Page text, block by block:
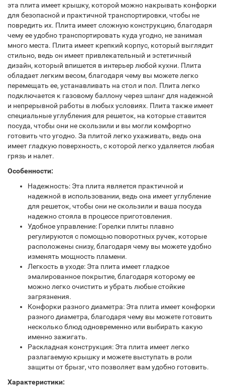
эта плита имеет крышку, которой можно накрывать конфорки
для безопасной и практичной транспортировки, чтобы не
повредить их. Плита имеет сложную конструкцию, благодаря
чему ее удобно транспортировать куда угодно, не занимая
много места. Плита имеет крепкий корпус, который выглядит
стильно, ведь он имеет привлекательный и эстетичный
дизайн, который впишется в интерьер любой кухни. Плита
обладает легким весом, благодаря чему вы можете легко
перемещать ее, устанавливать на стол и пол. Плита легко
подключается к газовому баллону через шланг для надежной
и непрерывной работы в любых условиях. Плита также имеет
специальные углубления для решеток, на которые ставится
посуда, чтобы они не скользили и вы могли комфортно
готовить что угодно. За плитой легко ухаживать, ведь она
имеет гладкую поверхность, с которой легко удаляется любая
грязь и налет.
Особенности:
Надежность: Эта плита является практичной и
надежной в использовании, ведь она имеет углубление
для решеток, чтобы они не скользили и ваша посуда
надежно стояла в процессе приготовления.
Удобное управление: Горелки плиты плавно
регулируются с помощью поворотных ручек, которые
расположены снизу, благодаря чему вы можете удобно
изменять мощность пламени.
Легкость в уходе: Эта плита имеет гладкое
эмалированное покрытие, благодаря которому ее
можно легко очистить и убрать любые стойкие
загрязнения.
Конфорки разного диаметра: Эта плита имеет конфорки
разного диаметра, благодаря чему вы можете готовить
несколько блюд одновременно или выбирать какую
именно зажигать.
Раскладная конструкция: Эта плита имеет легко
разлагаемую крышку и можете выступать в роли
защиты от брызг, что позволяет вам удобно готовить.
Характеристики: